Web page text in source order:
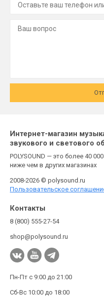
Интернет-магазин
звукового и светового
POLYSOUND — это более 40
ниже чем в других магазинах
2008-2026 © polysound.ru
Пользовательское
Контакты
8 (800) 555-27-54
shop@polysound.ru
Пн-Пт с 9:00 до 21:00
Сб-Вс 10:00 до 18:00